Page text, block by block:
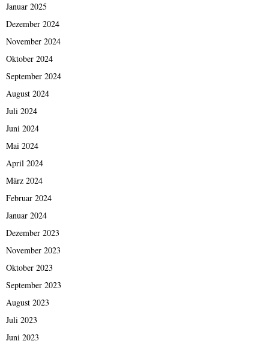
Januar 2025
Dezember 2024
November 2024
Oktober 2024
September 2024
August 2024
Juli 2024
Juni 2024
Mai 2024
April 2024
März 2024
Februar 2024
Januar 2024
Dezember 2023
November 2023
Oktober 2023
September 2023
August 2023
Juli 2023
Juni 2023